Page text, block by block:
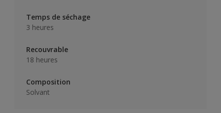
Temps de séchage
3 heures
Recouvrable
18 heures
Composition
Solvant